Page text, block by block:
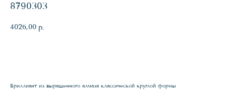
8790303
4026,00 р.
Бриллиант из выращенного алмаза классической круглой формы